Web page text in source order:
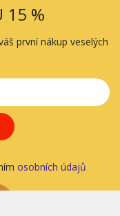
15 %
první nákup veselých
osobních údajů